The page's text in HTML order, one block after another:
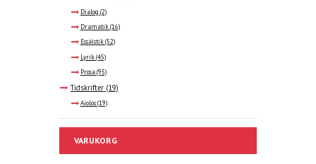
Dialog (2)
Dramatik(16)
Essäistik(52)
Lyrik(45)
Prosa(95)
Tidskrifter (19)
Aiolos(19)
VARUKORG